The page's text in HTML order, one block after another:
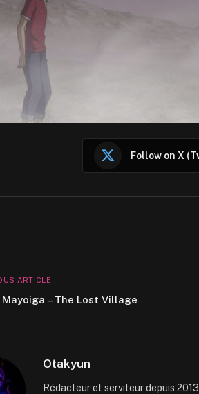
Follow on X
ARTICLE
– The Lost Village
Otakyun
Rédacteur et serviteur depuis